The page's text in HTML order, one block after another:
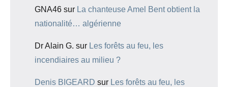
GNA46 sur La chanteuse Amel Bent obtient la
nationalité… algérienne
Dr Alain G. sur Les forêts au feu, les
incendiaires au milieu ?
Denis BIGEARD sur Les forêts au feu, les